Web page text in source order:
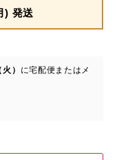
) 発送
） に宅配便またはメ